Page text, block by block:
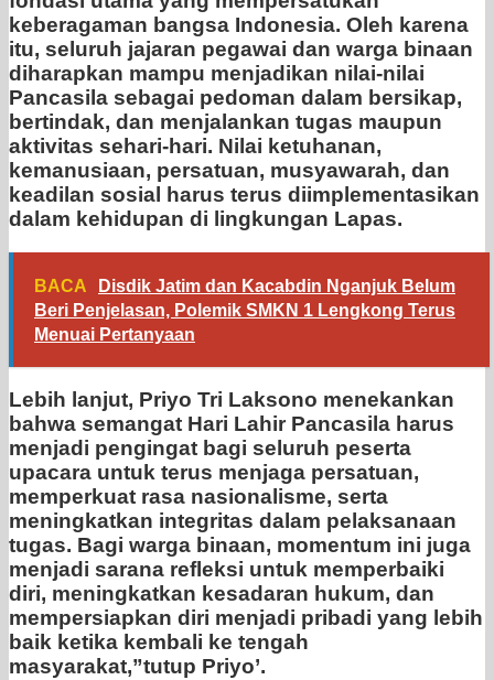
keberagaman bangsa Indonesia. Oleh karena
itu, seluruh jajaran pegawai dan warga binaan
diharapkan mampu menjadikan nilai-nilai
Pancasila sebagai pedoman dalam bersikap,
bertindak, dan menjalankan tugas maupun
aktivitas sehari-hari. Nilai ketuhanan,
kemanusiaan, persatuan, musyawarah, dan
keadilan sosial harus terus diimplementasikan
dalam kehidupan di lingkungan Lapas.
BACA
Disdik Jatim dan Kacabdin Nganjuk Belum
Beri Penjelasan, Polemik SMKN 1 Lengkong Terus
Menuai Pertanyaan
Lebih lanjut, Priyo Tri Laksono menekankan
bahwa semangat Hari Lahir Pancasila harus
menjadi pengingat bagi seluruh peserta
upacara untuk terus menjaga persatuan,
memperkuat rasa nasionalisme, serta
meningkatkan integritas dalam pelaksanaan
tugas. Bagi warga binaan, momentum ini juga
menjadi sarana refleksi untuk memperbaiki
diri, meningkatkan kesadaran hukum, dan
mempersiapkan diri menjadi pribadi yang lebih
baik ketika kembali ke tengah
masyarakat,”tutup Priyo’.